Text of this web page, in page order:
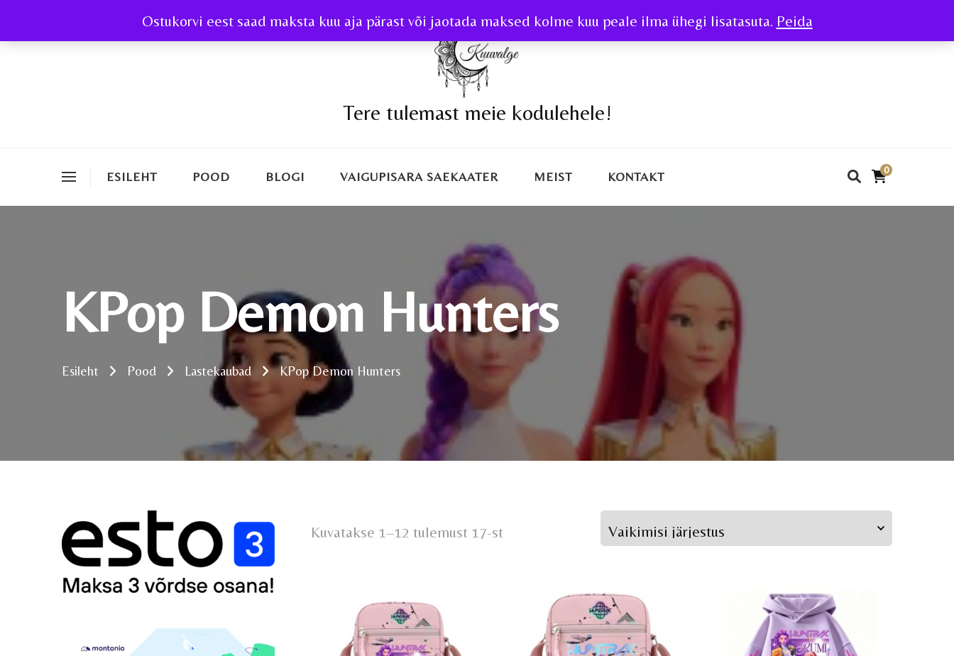
Ostukorvi eest saad maksta kuu aja pärast või jaotada maksed kolme kuu peale ilma ühegi lisatasuta. Peida
Tere tulemast meie kodulehele!
ESILEHT POOD BLOGI VAIGUPISARA SAEKAATER MEIST KONTAKT
0
KPop Demon Hunters
Esileht Pood Lastekaubad KPop Demon Hunters
Kuvatakse 1–12 tulemust 17-st